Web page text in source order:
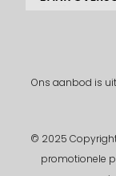
Ons aanbod is
© 2025
promotionele